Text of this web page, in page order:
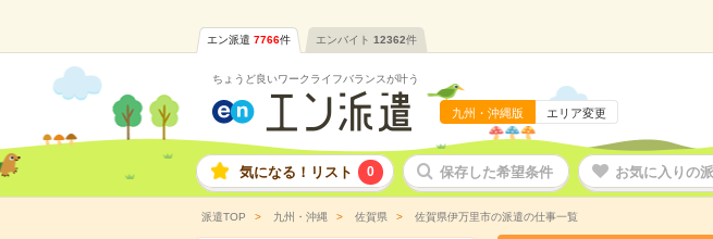
エン派遣 7766件 エンバイト 12362件
ちょうど良いワークライフバランスが叶う
九州・沖縄版 エリア変更
気になる！リスト 0 保存した希望条件 お気に入りの
派遣TOP 九州・沖縄 佐賀県 佐賀県伊万里市の派遣の仕事一覧